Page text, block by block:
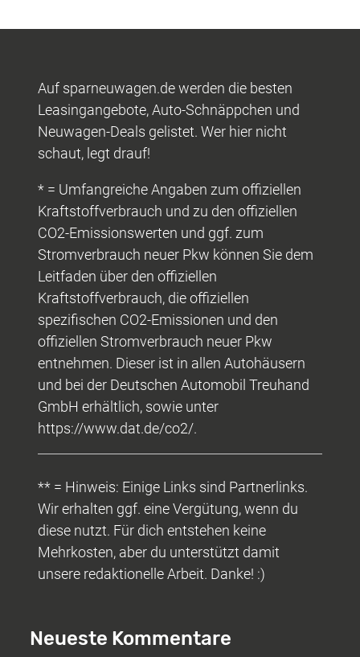
Auf sparneuwagen.de werden die besten
Leasingangebote, Auto-Schnäppchen und
Neuwagen-Deals gelistet. Wer hier nicht
schaut, legt drauf!
* = Umfangreiche Angaben zum offiziellen
Kraftstoffverbrauch und zu den offiziellen
CO2-Emissionswerten und ggf. zum
Stromverbrauch neuer Pkw können Sie dem
Leitfaden über den offiziellen
Kraftstoffverbrauch, die offiziellen
spezifischen CO2-Emissionen und den
offiziellen Stromverbrauch neuer Pkw
entnehmen. Dieser ist in allen Autohäusern
und bei der Deutschen Automobil Treuhand
GmbH erhältlich, sowie unter
https://www.dat.de/co2/.
** = Hinweis: Einige Links sind Partnerlinks.
Wir erhalten ggf. eine Vergütung, wenn du
diese nutzt. Für dich entstehen keine
Mehrkosten, aber du unterstützt damit
unsere redaktionelle Arbeit. Danke! :)
Neueste Kommentare